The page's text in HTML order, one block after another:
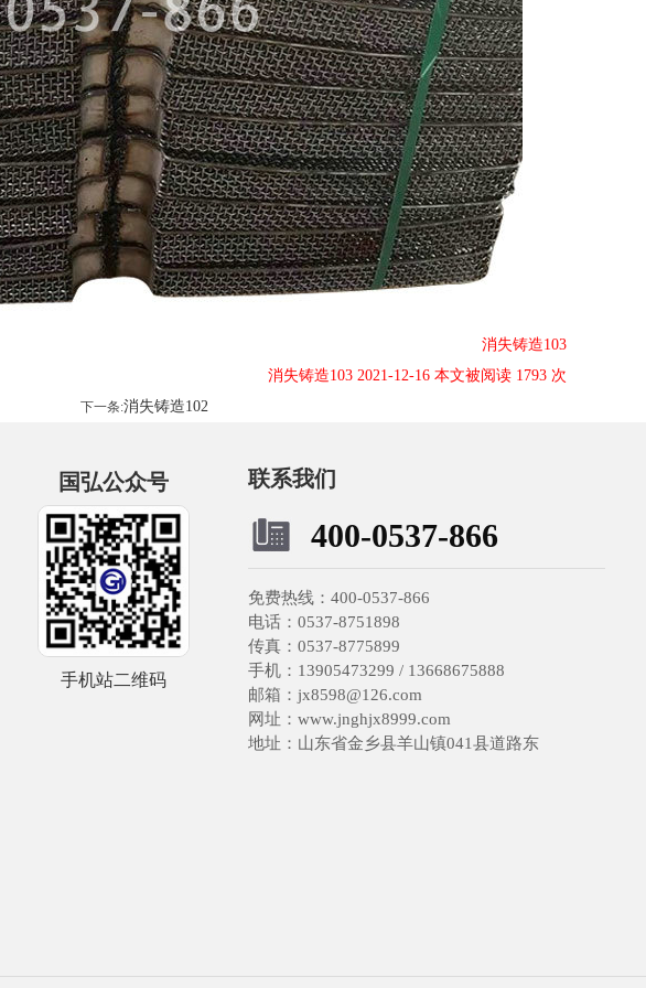
消失铸造103
消失铸造103 2021-12-16 本文被阅读 1793 次
下一条:消失铸造102
国弘公众号
手机站二维码
联系我们
400-0537-866
免费热线：400-0537-866
电话：0537-8751898
传真：0537-8775899
手机：13905473299 / 13668675888
邮箱：jx8598@126.com
网址：www.jnghjx8999.com
地址：山东省金乡县羊山镇041县道路东